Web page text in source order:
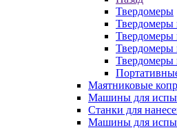
Твердомеры
Твердомеры
Твердомеры
Твердомеры
Твердомеры
Маятниковые
Машины для
Станки для
Машины для